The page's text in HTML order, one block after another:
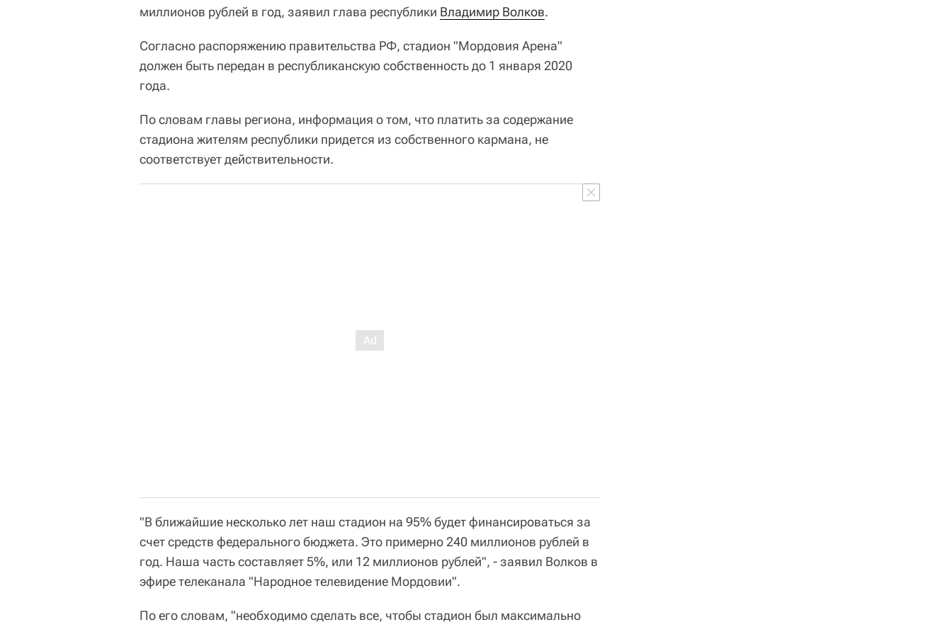
миллионов рублей в год, заявил глава республики Владимир Волков.
Согласно распоряжению правительства РФ, стадион "Мордовия Арена"
должен быть передан в республиканскую собственность до 1 января 2020
года.
По словам главы региона, информация о том, что платить за содержание
стадиона жителям республики придется из собственного кармана, не
соответствует действительности.
"В ближайшие несколько лет наш стадион на 95% будет финансироваться за
счет средств федерального бюджета. Это примерно 240 миллионов рублей в
год. Наша часть составляет 5%, или 12 миллионов рублей", - заявил Волков в
эфире телеканала "Народное телевидение Мордовии".
По его словам, "необходимо сделать все, чтобы стадион был максимально